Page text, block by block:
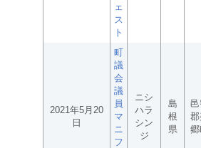
ェ
ス
ト
2021年5月20
日
町
議
会
議
員
マ
ニ
フ
ニシ
ハラ
シン
ジ
島
根
県
郡